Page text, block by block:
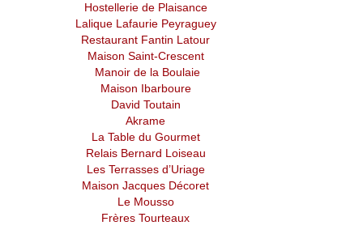
Hostellerie de Plaisance
Lalique Lafaurie Peyraguey
Restaurant Fantin Latour
Maison Saint-Crescent
Manoir de la Boulaie
Maison Ibarboure
David Toutain
Akrame
La Table du Gourmet
Relais Bernard Loiseau
Les Terrasses d’Uriage
Maison Jacques Décoret
Le Mousso
Frères Tourteaux